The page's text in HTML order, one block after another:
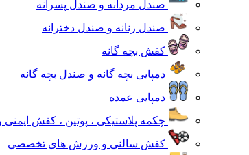
صندل مردانه و صندل پسرانه
صندل زنانه و صندل دخترانه
کفش بچه گانه
دمپایی بچه گانه و صندل بچه گانه
دمپایی عمده
چکمه پلاستیکی ، پوتین ، کفش
کفش سالنی و ورزش های تخصصی